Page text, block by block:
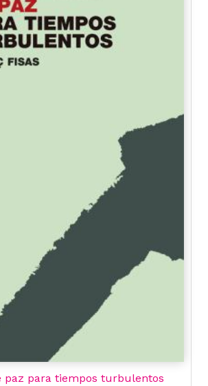
paz para tiempos turbulentos